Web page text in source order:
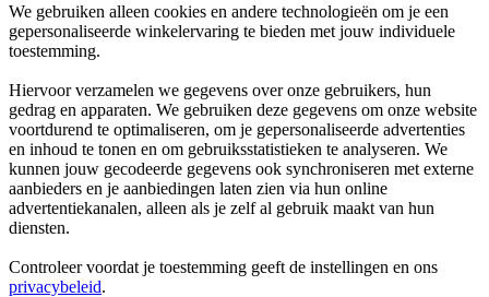
We gebruiken alleen cookies en andere technologieën om je een
gepersonaliseerde winkelervaring te bieden met jouw individuele
toestemming.
Hiervoor verzamelen we gegevens over onze gebruikers, hun
gedrag en apparaten. We gebruiken deze gegevens om onze website
voortdurend te optimaliseren, om je gepersonaliseerde advertenties
en inhoud te tonen en om gebruiksstatistieken te analyseren. We
kunnen jouw gecodeerde gegevens ook synchroniseren met externe
aanbieders en je aanbiedingen laten zien via hun online
advertentiekanalen, alleen als je zelf al gebruik maakt van hun
diensten.
Controleer voordat je toestemming geeft de instellingen en ons
privacybeleid.